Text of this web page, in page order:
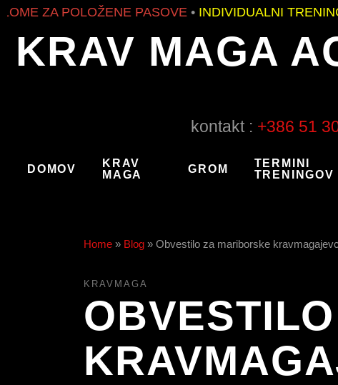
POLOŽENE PASOVE •INDIVIDUALNI TRENINGI•
KRAV MAGA
kontakt : +386 51
DOMOV
KRAV
MAGA
GROM
TERMINI
TRENINGOV
Home » Blog » Obvestilo za mariborske
KRAVMAGA